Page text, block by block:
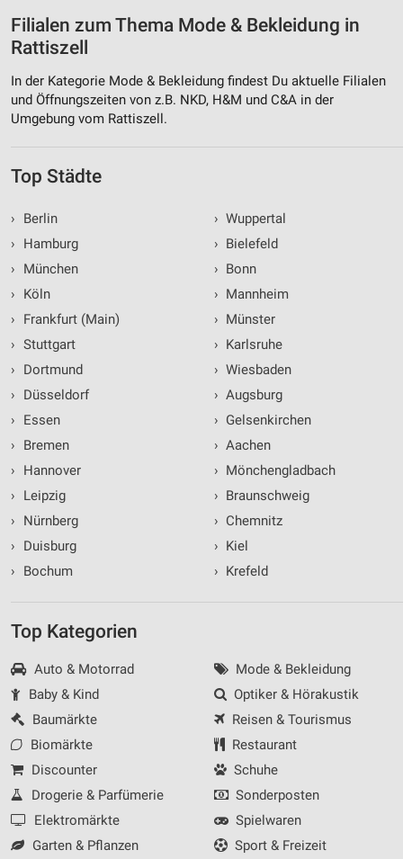
Filialen zum Thema Mode & Bekleidung in
Rattiszell
In der Kategorie Mode & Bekleidung findest Du aktuelle Filialen
und Öffnungszeiten von z.B. NKD, H&M und C&A in der
Umgebung vom Rattiszell.
Top Städte
›
Berlin
›
Hamburg
›
München
›
Köln
›
Frankfurt (Main)
› Stuttgart
›
Dortmund
›
Düsseldorf
›
Essen
›
Bremen
›
Hannover
›
Leipzig
›
Nürnberg
›
Duisburg
›
Bochum
› Wuppertal
› Bielefeld
› Bonn
› Mannheim
› Münster
› Karlsruhe
› Wiesbaden
› Augsburg
› Gelsenkirchen
› Aachen
› Mönchengladbach
› Braunschweig
› Chemnitz
› Kiel
› Krefeld
Top Kategorien
Auto & Motorrad
Baby & Kind
Baumärkte
Biomärkte
Discounter
Drogerie & Parfümerie
Elektromärkte
Garten & Pflanzen
Mode & Bekleidung
Optiker & Hörakustik
Reisen & Tourismus
Restaurant
Schuhe
Sonderposten
Spielwaren
Sport & Freizeit